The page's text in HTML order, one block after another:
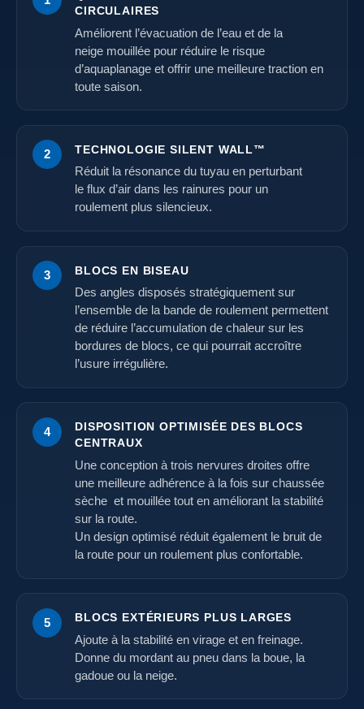
CIRCULAIRES
Améliorent l’évacuation de l’eau et de la
neige mouillée pour réduire le risque
d’aquaplanage et offrir une meilleure traction en
toute saison.
2 TECHNOLOGIE SILENT WALL™
Réduit la résonance du tuyau en perturbant
le flux d’air dans les rainures pour un
roulement plus silencieux.
3 BLOCS EN BISEAU
Des angles disposés stratégiquement sur
l’ensemble de la bande de roulement permettent
de réduire l’accumulation de chaleur sur les
bordures de blocs, ce qui pourrait accroître
l’usure irrégulière.
4
DISPOSITION OPTIMISÉE DES BLOCS
CENTRAUX
Une conception à trois nervures droites offre
une meilleure adhérence à la fois sur chaussée
sèche et mouillée tout en améliorant la stabilité
sur la route.
Un design optimisé réduit également le bruit de
la route pour un roulement plus confortable.
5 BLOCS EXTÉRIEURS PLUS LARGES
Ajoute à la stabilité en virage et en freinage.
Donne du mordant au pneu dans la boue, la
gadoue ou la neige.